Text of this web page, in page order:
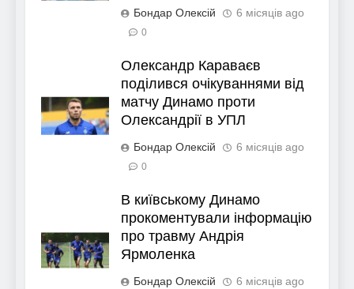
Бондар Олексій 6 місяців ago
0
Олександр Караваєв
поділився очікуваннями від
матчу Динамо проти
Олександрії в УПЛ
Бондар Олексій 6 місяців ago
0
В київському Динамо
прокоментували інформацію
про травму Андрія
Ярмоленка
Бондар Олексій 6 місяців ago